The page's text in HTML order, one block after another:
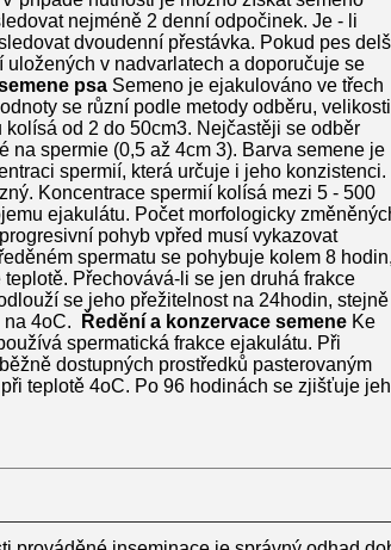
nejméně 2 denní odpočinek. Je - li
dvoudenní přestávka. Pokud pes
v nadvarlatech a doporučuje se
psa Semeno je ejakulováno ve třech
se různí podle metody odběru, velikosti
od 2 do 50cm3. Nejčastěji se odběr
na spermie (0,5 až 4cm 3). Barva semene je
spermií, která určuje i jeho konzistenci.
Koncentrace spermií kolísá mezi 5 - 500
ejakulátu. Počet morfologicky
pohyb vpřed musí vykazovat
spermatu se pohybuje kolem 8 hodin,
Přechovává-li se jen druhá frakce
se jeho přežitelnost na 24hodin, stejně
4oC.
Ředění a konzervace semene Ke
spermatická frakce ejakulátu. Při
dostupných prostředků pasterovaným
teplotě 4oC. Po 96 hodinách se zjišťuje